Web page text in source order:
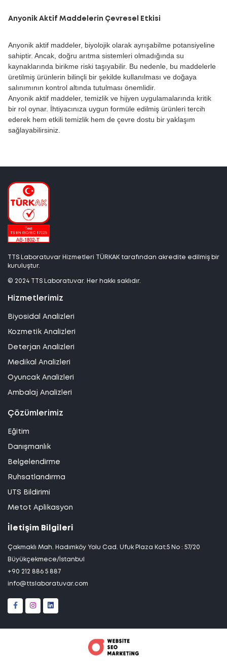
Anyonik Aktif Maddelerin Çevresel Etkisi
Anyonik aktif maddeler, biyolojik olarak ayrışabilme potansiyeline
sahiptir. Ancak, doğru arıtma sistemleri olmadığında su
kaynaklarında birikme riski taşıyabilir. Bu nedenle, bu maddelerle
üretilmiş ürünlerin bilinçli bir şekilde kullanılması ve doğaya
salınımının kontrol altında tutulması önemlidir.
Anyonik aktif maddeler, temizlik ve hijyen uygulamalarında kritik
bir rol oynar. İhtiyacınıza uygun formüle edilmiş ürünleri tercih
ederek hem etkili temizlik hem de çevre dostu bir yaklaşım
sağlayabilirsiniz.
TTS Laboratuvar Hizmetleri TÜRKAK tarafından akredite edilmiş bir
kuruluştur.
© 2024 TTS Laboratuvar. Her hakkı saklıdır.
Hizmetlerimiz
Biyosidal Analizleri
Kozmetik Analizleri
Deterjan Analizleri
Medikal Analizleri
Oyuncak Analizleri
Ambalaj Analizleri
Çözümlerimiz
Eğitim
Danışmanlık
Belgelendirme
Ruhsatlandırma
UTS Bildirimi
Metot Aplikasyon
İletişim Bilgileri
Çakmaklı Mah. Hadımköy Yolu Cad. Ufuk Plaza Kat:5 No : 57/20
Büyükçekmece/İstanbul
+90 212 886 5 887
info@ttslaboratuvar.com